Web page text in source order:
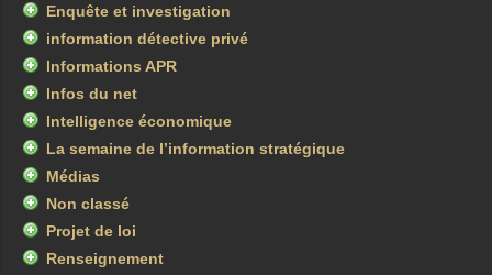
Enquête et investigation
information détective privé
Informations APR
Infos du net
Intelligence économique
La semaine de l’information stratégique
Médias
Non classé
Projet de loi
Renseignement